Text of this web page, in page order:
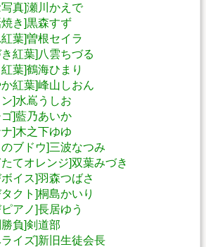
真]瀬川かえで
き]黒森すず
葉]曽根セイラ
紅葉]八雲ちづる
葉]鶴海ひまり
紅葉]峰山しおん
]水嶌うしお
]藍乃あいか
]木之下ゆゆ
ブドウ]三波なつみ
てオレンジ]双葉みづき
イス]羽森つばさ
クト]桐島かいり
アノ]長居ゆう
負]剣道部
イズ]新旧生徒会長